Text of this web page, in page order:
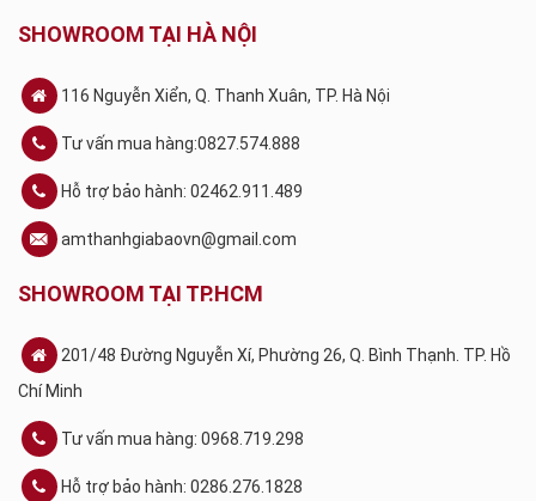
SHOWROOM TẠI HÀ NỘI
116 Nguyễn Xiển, Q. Thanh Xuân, TP. Hà Nội
Tư vấn mua hàng:0827.574.888
Hỗ trợ bảo hành: 02462.911.489
amthanhgiabaovn@gmail.com
SHOWROOM TẠI TP.HCM
201/48 Đường Nguyễn Xí, Phường 26, Q. Bình Thạnh. TP. Hồ
Chí Minh
Tư vấn mua hàng: 0968.719.298
Hỗ trợ bảo hành: 0286.276.1828